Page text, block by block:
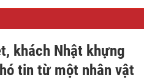
khách Nhật khựng
tin từ một nhân vật